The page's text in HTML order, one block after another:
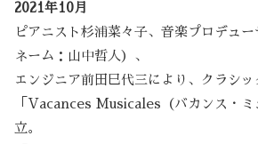
2021年10月
ピアニスト杉浦菜々子、音楽プロデュ
ネーム：山中哲人）、
エンジニア前田巳代三により、クラシ
「Vacances Musicales（バカンス・ミ
立。